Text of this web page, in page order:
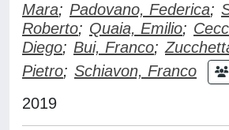
Mara; Padovano, Federica;
Roberto; Quaia, Emilio;
Diego; Bui, Franco;
Pietro; Schiavon, Franco
2019